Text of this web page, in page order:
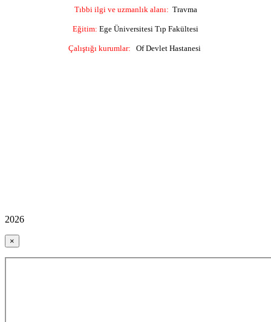
Tıbbi ilgi ve uzmanlık alanı: Travma
Eğitim: Ege Üniversitesi Tıp Fakültesi
Çalıştığı kurumlar: Of Devlet Hastanesi
2026
×